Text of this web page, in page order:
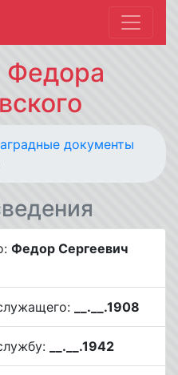
Федора
документы
Федор Сергеевич
__.__.1908
__.__.1942